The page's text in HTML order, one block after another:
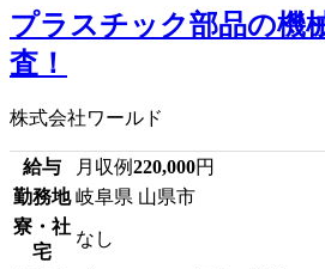
プラスチック部品の機
査！
株式会社ワールド
給与 月収例220,000円
勤務地 岐阜県 山県市
寮・社
宅
なし